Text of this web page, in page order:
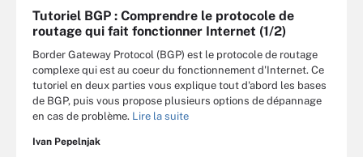
Tutoriel BGP : Comprendre le protocole de
routage qui fait fonctionner Internet (1/2)
Border Gateway Protocol (BGP) est le protocole de routage
complexe qui est au coeur du fonctionnement d'Internet. Ce
tutoriel en deux parties vous explique tout d'abord les bases
de BGP, puis vous propose plusieurs options de dépannage
en cas de problème. Lire la suite
Ivan Pepelnjak